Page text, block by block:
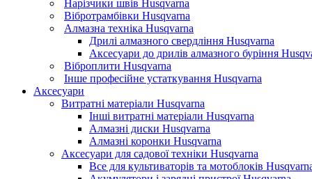
Нарізчики швів Husqvarna
Вібротрамбівки Husqvarna
Алмазна техніка Husqvarna
Дрилі алмазного свердління Husqvarna
Аксесуари до дрилів алмазного буріння
Віброплити Husqvarna
Інше професійне устаткування Husqvarna
Аксесуари
Витратні матеріали Husqvarna
Інші витратні матеріали Husqvarna
Алмазні диски Husqvarna
Алмазні коронки Husqvarna
Аксесуари для садової техніки Husqvarna
Все для культиваторів та мотоблоків